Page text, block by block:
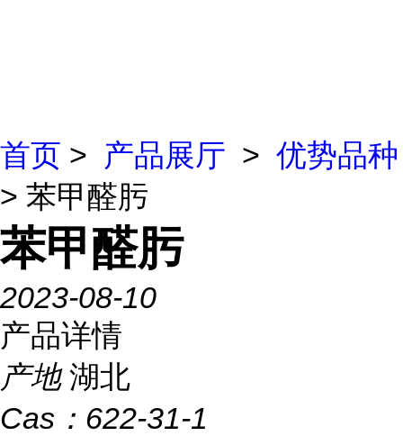
首页 > 产品展厅 > 优势品种
> 苯甲醛肟
苯甲醛肟
2023-08-10
产品详情
产地 湖北
Cas： 622-31-1